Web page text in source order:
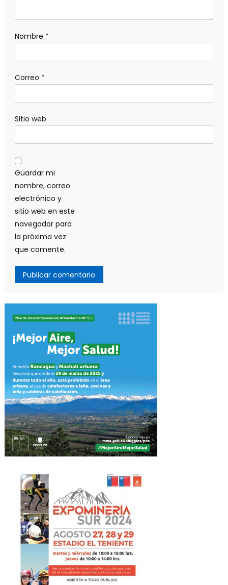
Nombre *
Correo *
Sitio web
Guardar mi
nombre, correo
electrónico y
sitio web en este
navegador para
la próxima vez
que comente.